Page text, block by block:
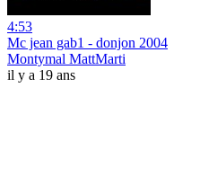
4:53
Mc jean gab1 - donjon 2004
Montymal MattMarti
il y a 19 ans